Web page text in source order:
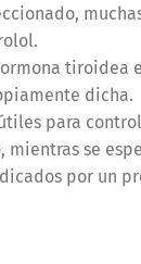
tiroidea
dicha.
para
se
por un